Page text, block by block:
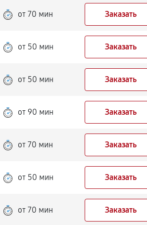
от 70 мин Заказать
от 50 мин Заказать
от 50 мин Заказать
от 90 мин Заказать
от 70 мин Заказать
от 50 мин Заказать
от 70 мин Заказать